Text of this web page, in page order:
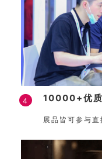
4 10000+优质
展品皆可参与